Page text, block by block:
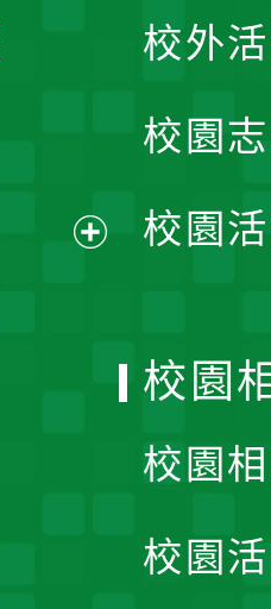
單
校外
校園
校園
校園
校園
校園